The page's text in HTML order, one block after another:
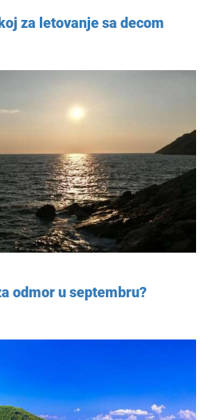
za letovanje sa decom
odmor u septembru?